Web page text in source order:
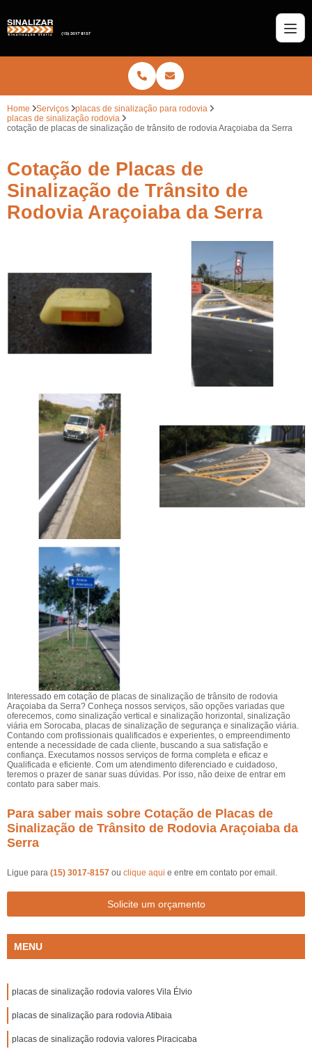
Home Serviços
placas de sinalização para rodovia
placas de sinalização rodovia
cotação de placas de sinalização de trânsito de rodovia Araçoiaba da Serra
Cotação de Placas de
Sinalização de Trânsito de
Rodovia Araçoiaba da Serra
Interessado em cotação de placas de sinalização de trânsito de rodovia
Araçoiaba da Serra? Conheça nossos serviços, são opções variadas que
oferecemos, como sinalização vertical e sinalização horizontal, sinalização
viária em Sorocaba, placas de sinalização de segurança e sinalização viária.
Contando com profissionais qualificados e experientes, o empreendimento
entende a necessidade de cada cliente, buscando a sua satisfação e
confiança. Executamos nossos serviços de forma completa e eficaz e
Qualificada e eficiente. Com um atendimento diferenciado e cuidadoso,
teremos o prazer de sanar suas dúvidas. Por isso, não deixe de entrar em
contato para saber mais.
Para saber mais sobre Cotação de Placas de
Sinalização de Trânsito de Rodovia Araçoiaba da
Serra
Ligue para (15) 3017-8157 ou clique aqui e entre em contato por email.
Solicite um orçamento
MENU
placas de sinalização rodovia valores Vila Élvio
placas de sinalização para rodovia Atibaia
placas de sinalização rodovia valores Piracicaba